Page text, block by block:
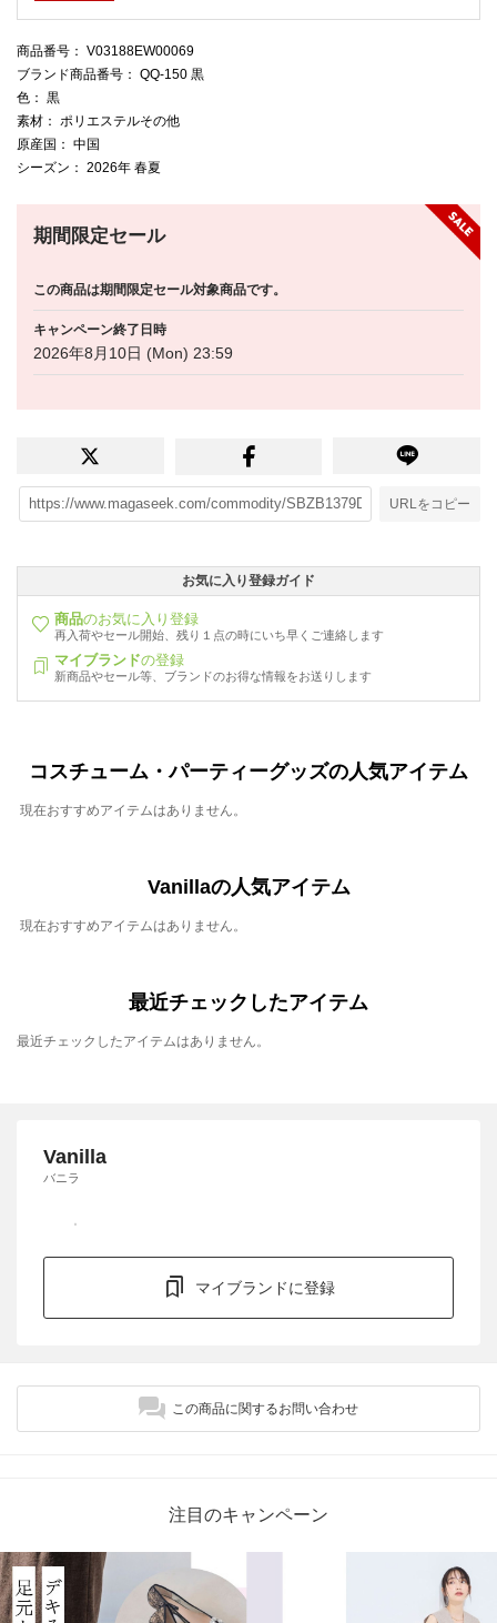
商品番号 ： V03188EW00069
ブランド商品番号 ： QQ-150 黒
色 ： 黒
素材 ： ポリエステルその他
原産国 ： 中国
シーズン ： 2026年 春夏
期間限定セール
この商品は期間限定セール対象商品です。
キャンペーン終了日時
2026年8月10日 (Mon) 23:59
URLをコピー
お気に入り登録ガイド
商品のお気に入り登録
再入荷やセール開始、残り１点の時にいち早くご連絡します
マイブランドの登録
新商品やセール等、ブランドのお得な情報をお送りします
コスチューム・パーティーグッズの人気アイテム
現在おすすめアイテムはありません。
Vanillaの人気アイテム
現在おすすめアイテムはありません。
最近チェックしたアイテム
最近チェックしたアイテムはありません。
Vanilla
バニラ
マイブランドに登録
この商品に関するお問い合わせ
注目のキャンペーン